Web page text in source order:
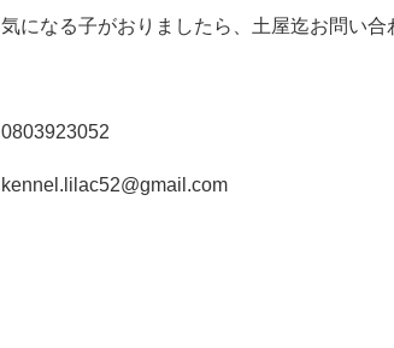
気になる子がおりましたら、土屋迄お問い合
0803923052
kennel.lilac52@gmail.com